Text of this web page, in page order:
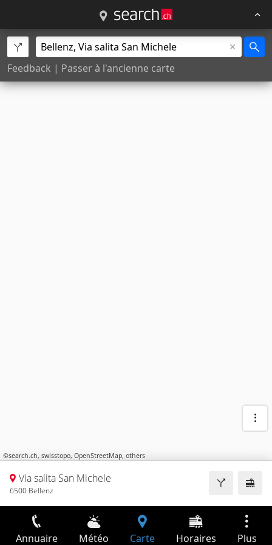
Feedback | Passer à l'ancienne carte
©search.ch, swisstopo, OpenStreetMap, others
Via salita San Michele
6500 Bellenz
Annuaire Météo Carte Horaires Plus